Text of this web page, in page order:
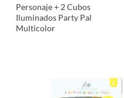
Personaje + 2 Cubos
Iluminados Party Pal
Multicolor